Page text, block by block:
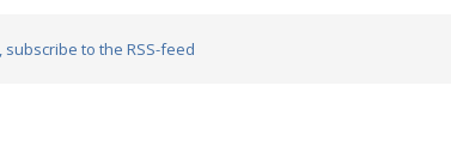
, subscribe to the RSS-feed